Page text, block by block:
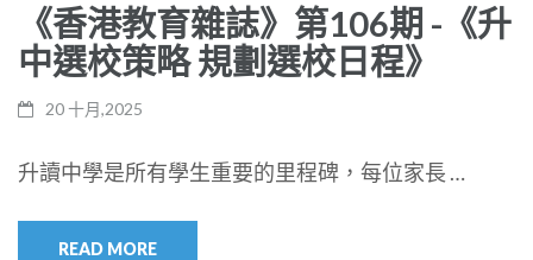
《香港教育雜誌》第106期 -《升
中選校策略 規劃選校日程》
20 十月,2025
升讀中學是所有學生重要的里程碑，每位家長 …
READ MORE